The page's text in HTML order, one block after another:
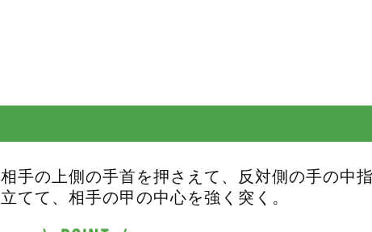
相手の上側の手首を押さえて、反対側の手の中
立てて、相手の甲の中心を強く突く。